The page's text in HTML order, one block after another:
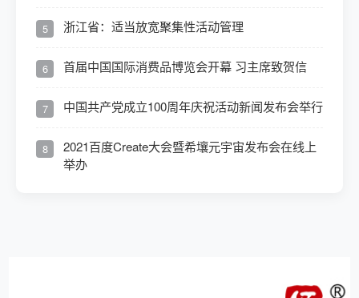
5 浙江省：适当放宽聚集性活动管理
6 首届中国国际消费品博览会开幕 习主席致贺信
7 中国共产党成立100周年庆祝活动新闻发布会举行
8
2021百度Create大会暨希壤元宇宙发布会在线上
举办